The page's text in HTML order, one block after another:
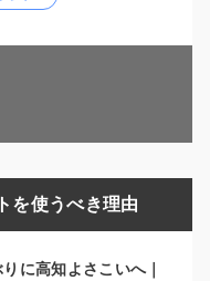
を使うべき理由
に高知よさこいへ｜